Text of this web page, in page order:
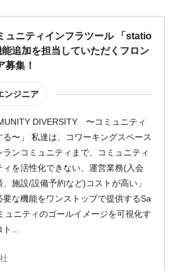
ュニティインフラツール 「statio
追加を担当していただくフロン
募集！
ンジニア
DIVERSITY 〜コミュニティ
〜」 私達は、コワーキングスペース
ンコミュニティまで、コミュニティ
を活性化できない、運営業務(入会
施設/設備予約など)コストが高い」
要な機能をワンストップで提供するSa
ュニティのゴールイメージを可視化す
...